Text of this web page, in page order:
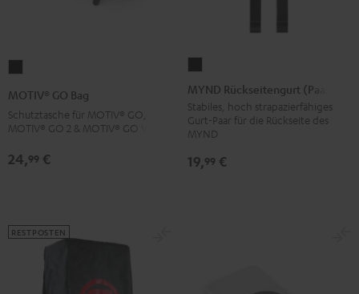
Schwarz
MOTIV® GO Bag
Schutztasche für MOTIV® GO,
MOTIV® GO 2 & MOTIV® GO VOICE
24,99 €
Rückseitengurt
(Paar)
Schwarz
MYND Rückseitengurt (Paar)
Stabiles, hoch strapazierfähiges
Gurt-Paar für die Rückseite des
MYND
19,99 €
RESTPOSTEN